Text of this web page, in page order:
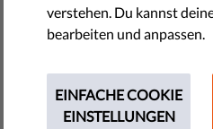
Filter
THEMES
verstehen. Du kannst
bearbeiten und anpassen.
EINFACHE COOKIE
EINSTELLUNGEN